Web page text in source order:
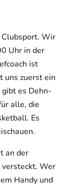
Wir
Uhr in der
ist
uns zuerst ein
es Dehn-
alle, die
Es
an der
Wer
Handy und